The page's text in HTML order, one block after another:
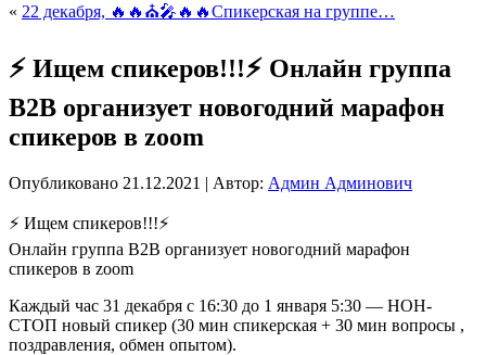
« 22 декабря, 🔥🔥⛪️🎤🔥🔥Спикерская на группе…
⚡️ Ищем спикеров!!!⚡️ Онлайн группа
B2B организует новогодний марафон
спикеров в zoom
Опубликовано 21.12.2021 | Автор: Админ Админович
⚡️ Ищем спикеров!!!⚡️
Онлайн группа B2B организует новогодний марафон
спикеров в zoom
Каждый час 31 декабря с 16:30 до 1 января 5:30 — НОН-
СТОП новый спикер (30 мин спикерская + 30 мин вопросы ,
поздравления, обмен опытом).